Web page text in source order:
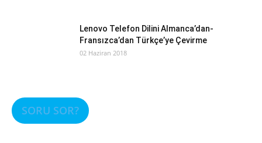
Lenovo Telefon Dilini Almanca’dan-
Fransızca’dan Türkçe’ye Çevirme
02 Haziran 2018
SORU SOR?